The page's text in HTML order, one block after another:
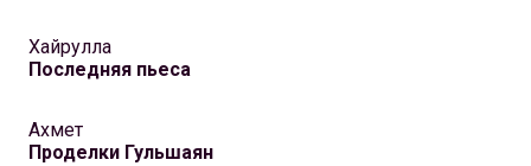
Хайрулла
Последняя пьеса
Ахмет
Проделки Гульшаян